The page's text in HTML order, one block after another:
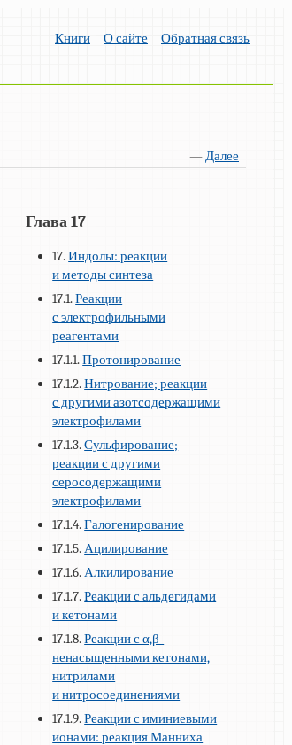
Книги О сайте Обратная связь
—Далее
Глава 17
17.Индолы: реакции
и методы синтеза
17.1.Реакции
с электрофильными
реагентами
17.1.1.Протонирование
17.1.2.Нитрование; реакции
с другими азотсодержащими
электрофилами
17.1.3.Сульфирование;
реакции с другими
серосодержащими
электрофилами
17.1.4.Галогенирование
17.1.5.Ацилирование
17.1.6.Алкилирование
17.1.7.Реакции с альдегидами
и кетонами
17.1.8.Реакции с α,β-
ненасыщенными кетонами,
нитрилами
и нитросоединениями
17.1.9.Реакции с иминиевыми
ионами: реакция Манниха